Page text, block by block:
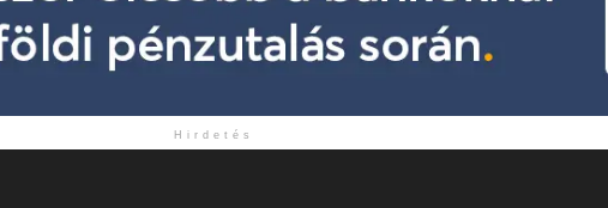
Hirdetés